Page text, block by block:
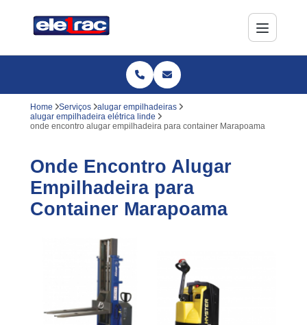
Home Serviços
alugar empilhadeiras
alugar empilhadeira elétrica linde
onde encontro alugar empilhadeira para container Marapoama
Onde Encontro Alugar
Empilhadeira para
Container Marapoama